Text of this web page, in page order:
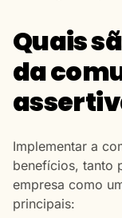
Quais
da
Implementar a
benefícios, tanto
empresa como
principais: